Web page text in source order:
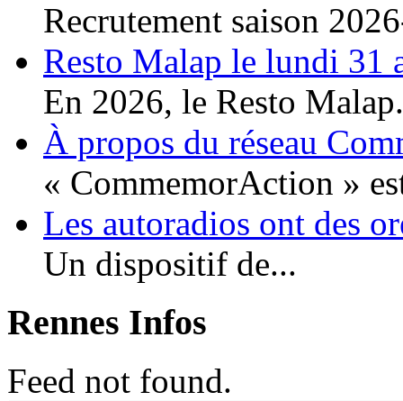
Recrutement saison
Resto Malap le lundi 31
En 2026, le Resto
À propos du réseau
« CommemorAction »
Les autoradios ont des
Un dispositif de...
Rennes Infos
Feed not found.